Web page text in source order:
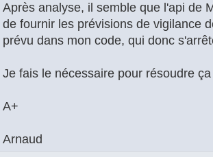
Après analyse, il semble que l'api de
de fournir les prévisions de vigilance
prévu dans mon code, qui donc
Je fais le nécessaire pour résoudre
A+
Arnaud